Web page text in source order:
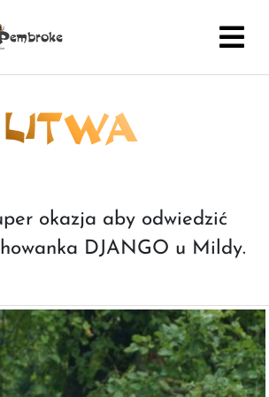
LITWA
okazja aby odwiedzić
DJANGO u Mildy.